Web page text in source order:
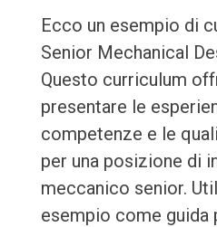
Ecco un esempio di
Senior Mechanical
Questo curriculum
presentare le
competenze e le
per una posizione di
meccanico senior.
esempio come guida